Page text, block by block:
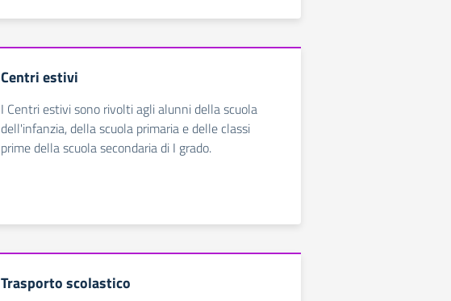
Centri estivi
I Centri estivi sono rivolti agli alunni della scuola
dell'infanzia, della scuola primaria e delle classi
prime della scuola secondaria di I grado.
Trasporto scolastico